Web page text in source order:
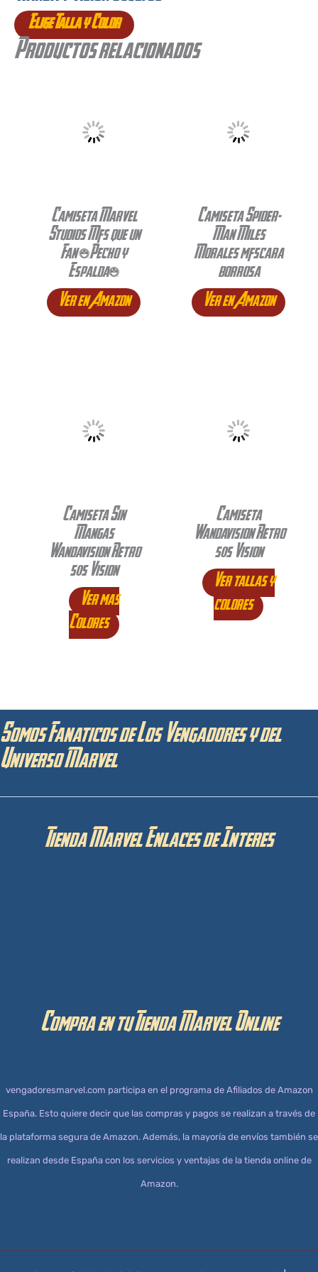
Elige Talla y Color
Productos relacionados
Camiseta Marvel
Studios Más que un
Fan (Pecho y
Espalda)
Ver en Amazon
Camiseta Spider-
Man Miles
Morales máscara
borrosa
Ver en Amazon
Camiseta Sin
Mangas
Wandavision Retro
50s Vision
Ver mas
Colores
Camiseta
Wandavision Retro
50s Vision
Ver tallas y
colores
Somos Fanaticos de Los Vengadores y del
Universo Marvel
Tienda Marvel Enlaces de Interes
Compra en tu Tienda Marvel Online
vengadoresmarvel.com participa en el programa de Afiliados de Amazon
España. Esto quiere decir que las compras y pagos se realizan a través de
la plataforma segura de Amazon. Además, la mayoría de envíos también se
realizan desde España con los servicios y ventajas de la tienda online de
Amazon.